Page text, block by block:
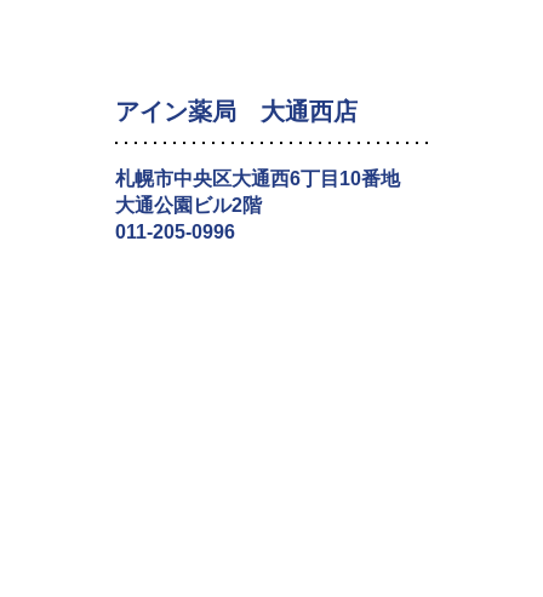
アイン薬局 大通西店
札幌市中央区大通西6丁目10番地
大通公園ビル2階
011-205-0996